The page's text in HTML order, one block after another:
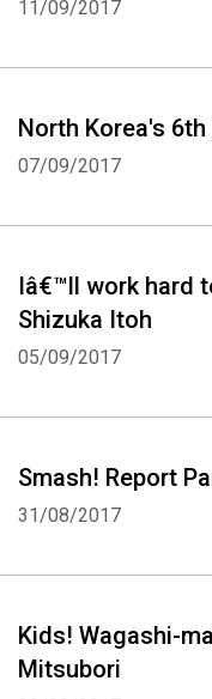
11/09/2017
North Korea's
07/09/2017
Iâ€™ll work hard
Shizuka Itoh
05/09/2017
Smash! Report
31/08/2017
Kids! Wagashi-
Mitsubori
Whatsapp